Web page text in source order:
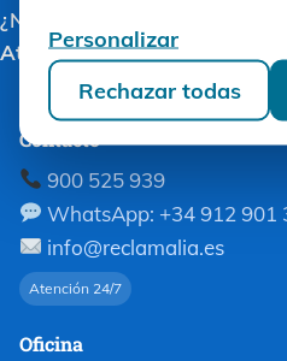
¿Necesitas ayuda ahora?
Atendemos 24/7.
Contacto
900 525 939
WhatsApp: +34 912 901
info@reclamalia.es
Atención 24/7
Oficina
Personalizar
Rechazar todas
Personalizar
Rechazar todas